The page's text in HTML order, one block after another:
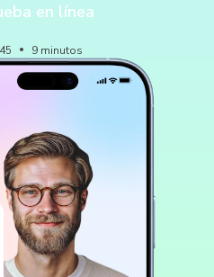
en línea
45 9 minutos